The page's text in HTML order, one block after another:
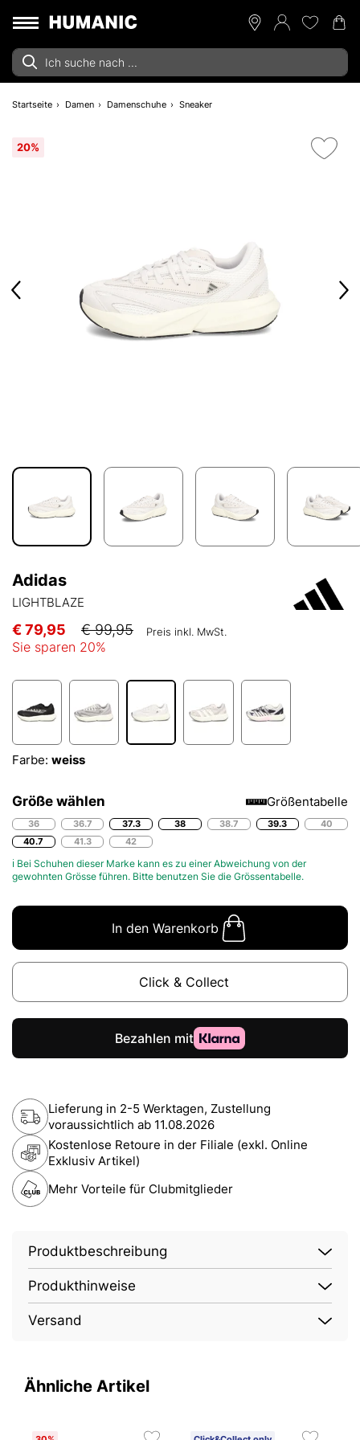
Startseite Damen Damenschuhe Sneaker
20%
Adidas
LIGHTBLAZE
€ 79,95 € 99,95 Preis inkl. MwSt.
Sie sparen 20%
Farbe: weiss
Größe wählen Größentabelle
36 36.7 37.3 38 38.7 39.3
40
40.7
41.3 42
ℹ Bei Schuhen dieser Marke kann es zu einer Abweichung von der
gewohnten Grösse führen. Bitte benutzen Sie die Grössentabelle.
In den Warenkorb
Click & Collect
Lieferung in 2-5 Werktagen, Zustellung
voraussichtlich ab 11.08.2026
Kostenlose Retoure in der Filiale (exkl. Online
Exklusiv Artikel)
Mehr Vorteile für Clubmitglieder
Produktbeschreibung
Produkthinweise
Versand
Ähnliche Artikel